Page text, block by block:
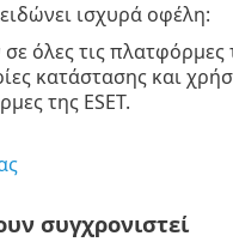
ισχυρά οφέλη:
όλες τις πλατφόρμες
κατάστασης και
της ESET.
συγχρονιστεί